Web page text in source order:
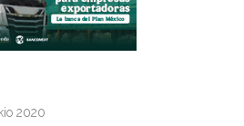
2020